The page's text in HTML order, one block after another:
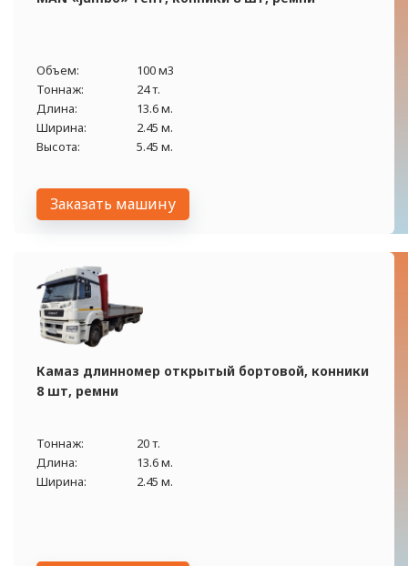
Объем:
100 м3
Тоннаж:
24 т.
Длина:
13.6 м.
Ширина:
2.45 м.
Высота:
5.45 м.
Заказать машину
Камаз длинномер открытый бортовой, конники
8 шт, ремни
Тоннаж:
20 т.
Длина:
13.6 м.
Ширина:
2.45 м.